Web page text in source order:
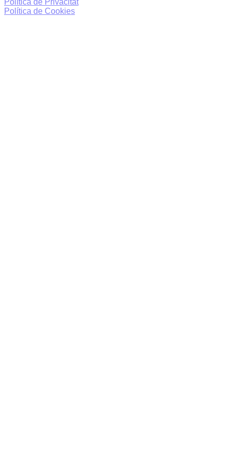
Política de Privacitat
Política de Cookies